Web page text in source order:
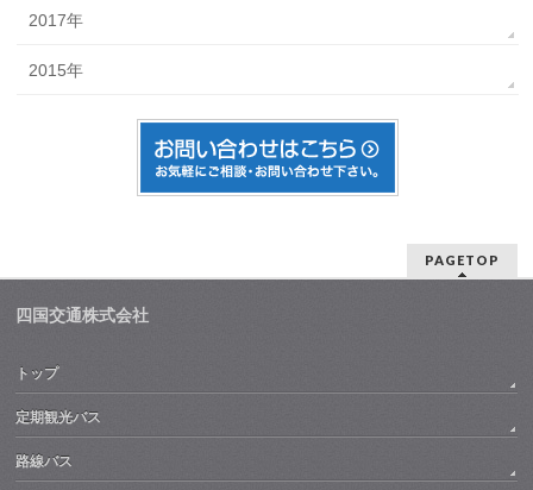
2017年
2015年
PAGETOP
四国交通株式会社
トップ
定期観光バス
路線バス